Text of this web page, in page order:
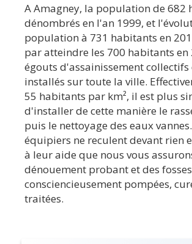
A Amagney, la population de 682
dénombrés en l'an 1999, et
population à 731 habitants en
par atteindre les 700 habitants en
égouts d'assainissement collectifs
installés sur toute la ville.
55 habitants par km², il est plus
d'installer de cette manière le
puis le nettoyage des eaux
équipiers ne reculent devant rien
à leur aide que nous vous
dénouement probant et des
consciencieusement pompées,
traitées.